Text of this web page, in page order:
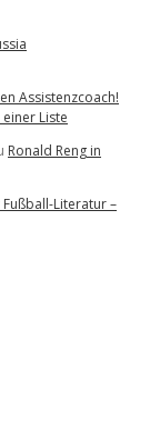
Assistenzcoach!
Liste
Ronald Reng in
Literatur –